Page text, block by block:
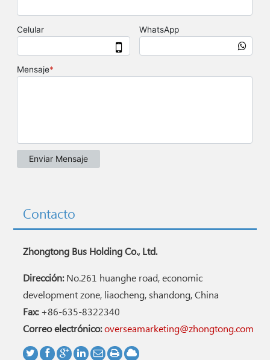
Contacto
Zhongtong Bus Holding Co., Ltd.
Dirección:No.261 huanghe road, economic
development zone, liaocheng, shandong, China
Fax:+86-635-8322340
Correo electrónico:overseamarketing@zhongtong.com